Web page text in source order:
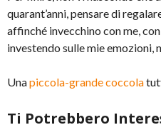
quarant’anni, pensare di
affinché invecchino con me,
investendo sulle mie emozioni,
Unapiccola-grande coccola
Ti Potrebbero